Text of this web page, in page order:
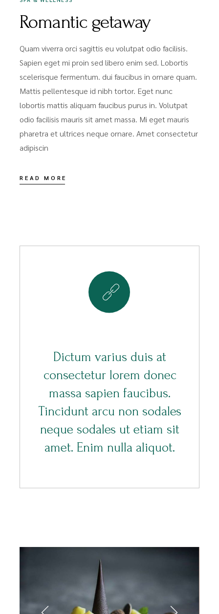
Romantic getaway
Quam viverra orci sagittis eu volutpat odio facilisis.
Sapien eget mi proin sed libero enim sed. Lobortis
scelerisque fermentum. dui faucibus in ornare quam.
Mattis pellentesque id nibh tortor. Eget nunc
lobortis mattis aliquam faucibus purus in. Volutpat
odio facilisis mauris sit amet massa. Mi eget mauris
pharetra et ultrices neque ornare. Amet consectetur
adipiscin
READ MORE
8
Dictum varius duis at
consectetur lorem donec
massa sapien faucibus.
Tincidunt arcu non sodales
neque sodales ut etiam sit
amet. Enim nulla aliquot.